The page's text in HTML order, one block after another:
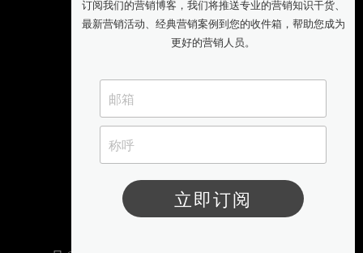
服务时间 【9:00-18:00】
技术支持